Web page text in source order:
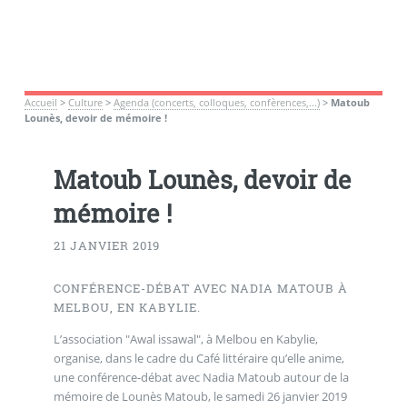
Accueil > Culture> Agenda (concerts, colloques, confèrences,...)> Matoub
Lounès, devoir de mémoire !
Matoub Lounès, devoir de
mémoire !
21 JANVIER 2019
CONFÉRENCE-DÉBAT AVEC NADIA MATOUB À
MELBOU, EN KABYLIE.
L’association "Awal issawal", à Melbou en Kabylie,
organise, dans le cadre du Café littéraire qu’elle anime,
une conférence-débat avec Nadia Matoub autour de la
mémoire de Lounès Matoub, le samedi 26 janvier 2019